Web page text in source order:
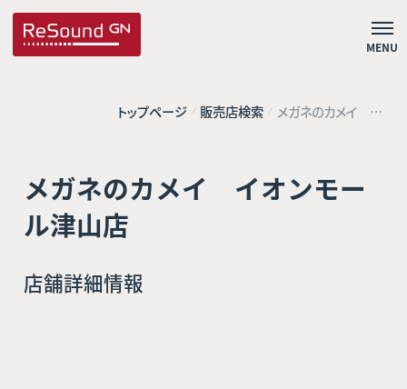
MENU
トップページ 販売店検索 メガネのカメイ イ
オンモール津山店
メガネのカメイ イオンモー
ル津山店
店舗詳細情報